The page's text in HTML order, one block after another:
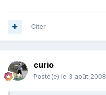
Citer
curio
Posté(e) le 3 août 2008